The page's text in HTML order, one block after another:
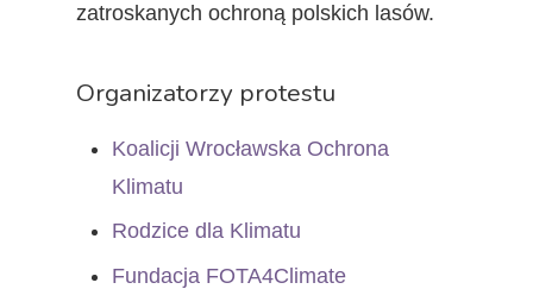
zatroskanych ochroną polskich lasów.
Organizatorzy protestu
Koalicji Wrocławska Ochrona
Klimatu
Rodzice dla Klimatu
Fundacja FOTA4Climate